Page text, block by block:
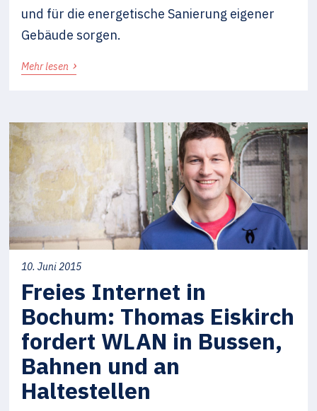
und für die energetische Sanierung eigener
Gebäude sorgen.
Mehr lesen ›
10. Juni 2015
Freies Internet in
Bochum: Thomas Eiskirch
fordert WLAN in Bussen,
Bahnen und an
Haltestellen